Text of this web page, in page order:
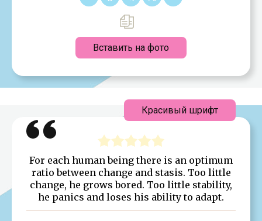
Вставить на фото
For each human being there is an optimum
ratio between change and stasis. Too little
change, he grows bored. Too little stability,
he panics and loses his ability to adapt.
Красивый шрифт